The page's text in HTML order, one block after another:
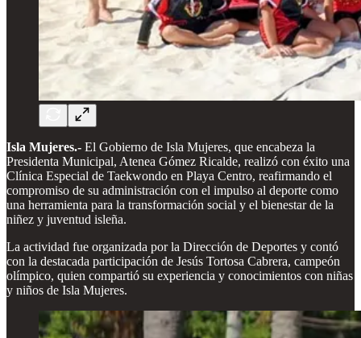
Isla Mujeres.- El Gobierno de Isla Mujeres, que encabeza la
Presidenta Municipal, Atenea Gómez Ricalde, realizó con éxito una
Clínica Especial de Taekwondo en Playa Centro, reafirmando el
compromiso de su administración con el impulso al deporte como
una herramienta para la transformación social y el bienestar de la
niñez y juventud isleña.
La actividad fue organizada por la Dirección de Deportes y contó
con la destacada participación de Jesús Tortosa Cabrera, campeón
olímpico, quien compartió su experiencia y conocimientos con niñas
y niños de Isla Mujeres.